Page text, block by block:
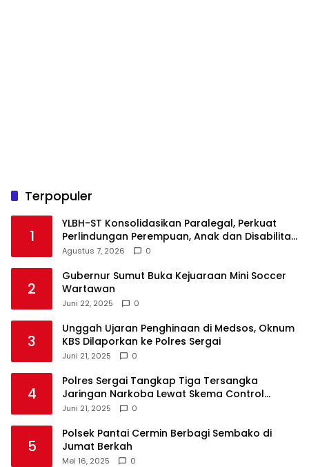
Terpopuler
1
YLBH-ST Konsolidasikan Paralegal, Perkuat
Perlindungan Perempuan, Anak dan Disabilitas
Agustus 7, 2026 0
2
Gubernur Sumut Buka Kejuaraan Mini Soccer
Wartawan
Juni 22, 2025 0
3
Unggah Ujaran Penghinaan di Medsos, Oknum
KBS Dilaporkan ke Polres Sergai
Juni 21, 2025 0
4
Polres Sergai Tangkap Tiga Tersangka
Jaringan Narkoba Lewat Skema Control
Delivery
Juni 21, 2025 0
5
Polsek Pantai Cermin Berbagi Sembako di
Jumat Berkah
Mei 16, 2025 0